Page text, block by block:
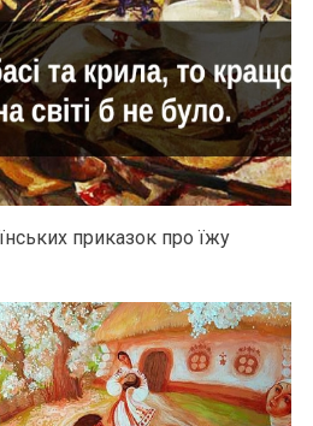
приказок про їжу